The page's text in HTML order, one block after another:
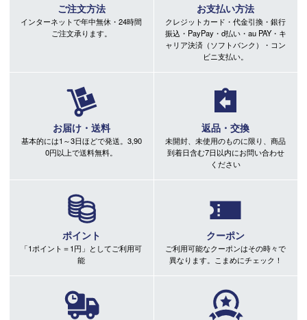
ご注文方法
インターネットで年中無休・24時間
ご注文承ります。
お支払い方法
クレジットカード・代金引換・銀行
振込・PayPay・d払い・au PAY・キ
ャリア決済（ソフトバンク）・コン
ビニ支払い。
お届け・送料
基本的には1～3日ほどで発送。3,90
0円以上で送料無料。
返品・交換
未開封、未使用のものに限り、商品
到着日含む7日以内にお問い合わせ
ください
ポイント
「1ポイント＝1円」としてご利用可
能
クーポン
ご利用可能なクーポンはその時々で
異なります。こまめにチェック！